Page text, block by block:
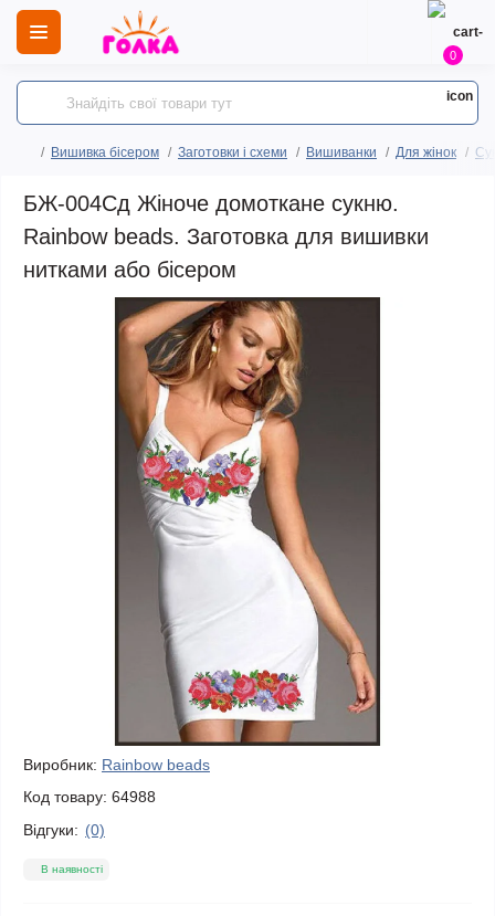
0
Вишивка бісером Заготовки і схеми Вишиванки Для жінок
БЖ-004Сд Жіноче домоткане сукню.
Rainbow beads. Заготовка для вишивки
нитками або бісером
Виробник: Rainbow beads
Код товару: 64988
Відгуки: (0)
В наявності